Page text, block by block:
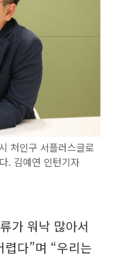
처인구 서플러스글로
. 김예연 인턴기자
가 워낙 많아서
다”며 “우리는